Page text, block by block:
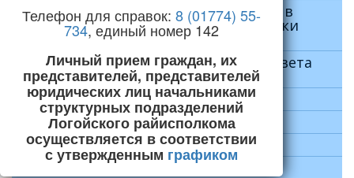
Телефон для справок:8 (01774) 55-
734, единый номер 142
Личный прием граждан, их
представителей, представителей
юридических лиц начальниками
структурных подразделений
Логойского райисполкома
осуществляется в соответствии
с утвержденным графиком
Представители Логойского района в
Национальном собрании Республики
Беларусь
Депутаты Минского областного Совета
депутатов
Официальные документы
Экономика
Социальная сфера
Строительство и ЖКХ